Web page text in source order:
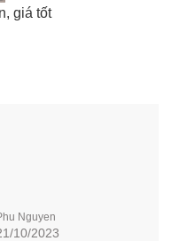
giá tốt
Nguyen
10/2023